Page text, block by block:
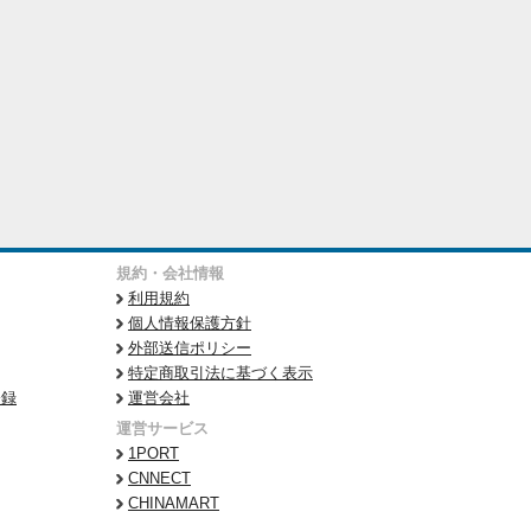
規約・会社情報
利用規約
個人情報保護方針
外部送信ポリシー
特定商取引法に基づく表示
運営会社
運営サービス
1PORT
CNNECT
CHINAMART